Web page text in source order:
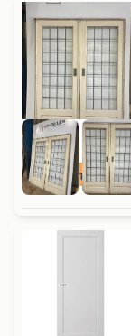
Unieke materialen